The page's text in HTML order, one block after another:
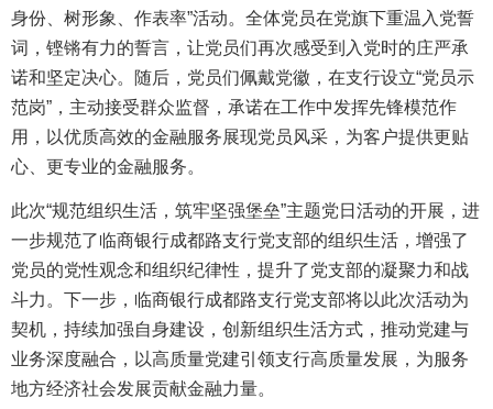
身份、树形象、作表率”活动。全体党员在党旗下重温入党誓
词，铿锵有力的誓言，让党员们再次感受到入党时的庄严承
诺和坚定决心。随后，党员们佩戴党徽，在支行设立“党员示
范岗”，主动接受群众监督，承诺在工作中发挥先锋模范作
用，以优质高效的金融服务展现党员风采，为客户提供更贴
心、更专业的金融服务。
此次“规范组织生活，筑牢坚强堡垒”主题党日活动的开展，进
一步规范了临商银行成都路支行党支部的组织生活，增强了
党员的党性观念和组织纪律性，提升了党支部的凝聚力和战
斗力。下一步，临商银行成都路支行党支部将以此次活动为
契机，持续加强自身建设，创新组织生活方式，推动党建与
业务深度融合，以高质量党建引领支行高质量发展，为服务
地方经济社会发展贡献金融力量。